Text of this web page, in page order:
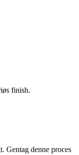
finish.
Gentag denne proces